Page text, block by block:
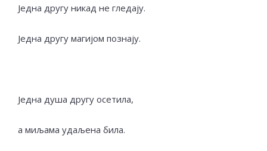
Једна другу никад не гледају.
Једна другу магијом познају.
Једна душа другу осетила,
а миљама удаљена била.